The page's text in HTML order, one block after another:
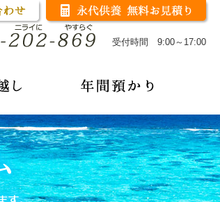
受付時間 9:00～17:00